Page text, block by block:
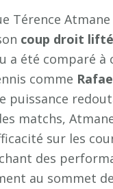
Térence
coup droit lifté
a été comparé à
comme Rafae
puissance
matchs,
sur les
des
au sommet